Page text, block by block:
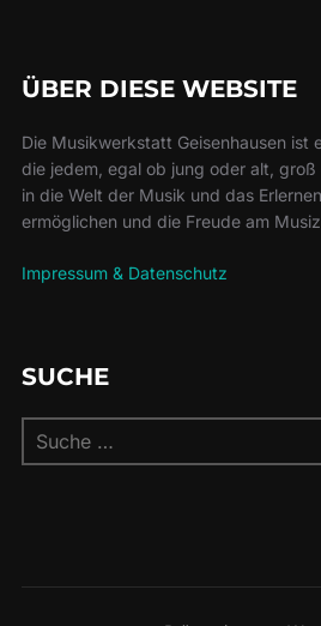
ÜBER DIESE WEBSITE
Die Musikwerkstatt Geisenhausen ist
die jedem, egal ob jung oder alt, groß
in die Welt der Musik und das
ermöglichen und die Freude am
Impressum & Datenschutz
SUCHE
nach: